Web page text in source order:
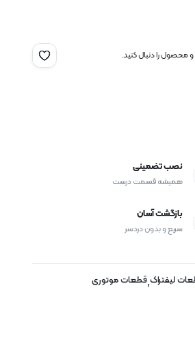
محصول را دنبال کنید.
نصب تضمینی
همیشه قسمت درست
بازگشت آسان
سریع و بدون دردسر
لیفتراک,قطعات موتوری